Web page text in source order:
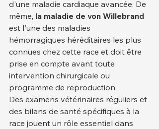
d'une maladie cardiaque avancée. De
même, la maladie de von Willebrand
est l'une des maladies
hémorragiques héréditaires les plus
connues chez cette race et doit être
prise en compte avant toute
intervention chirurgicale ou
programme de reproduction.
Des examens vétérinaires réguliers et
des bilans de santé spécifiques à la
race jouent un rôle essentiel dans